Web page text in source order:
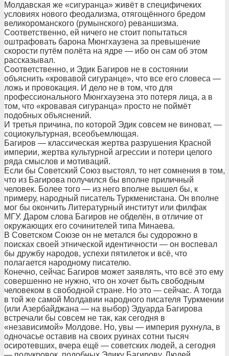
Молдавская же «сигуранца» живёт в специфичеких
условиях нового феодализма, отягощённого бредом
великороманского (румынского) реваншизма.
Соответственно, ей ничего не стоит попытаться
оштрафовать барона Мюнгхаузена за превышение
скорости путём полёта на ядре — ибо он сам об этом
рассказывал.
Соответственно, и Эдик Багиров не в состоянии
объяснить «кровавой сигуранце», что все его словеса —
ложь и провокация. И дело не в том, что для
профессионального Мюнгхаузена это потеря лица, а в
том, что «кровавая сигуранца» просто не поймёт
подобных объяснений.
И третья причина, по которой Эдик совсем не виноват, —
социокультурная, всеобъемлющая.
Багиров — классическая жертва разрушения Красной
империи, жертва культурной агрессии и потери целого
ряда смыслов и мотиваций.
Если бы Советский Союз выстоял, то нет сомнения в том,
что из Багирова получился бы вполне приличный
человек. Более того — из него вполне вышел бы, к
примеру, народный писатель Туркменистана. Он вполне
мог бы окончить Литературный институт или филфак
МГУ. Даром слова Багиров не обделён, в отличие от
окружающих его сочинителей типа Минаева.
В Советском Союзе он не метался бы судорожно в
поисках своей этнической идентичности — он воспевал
бы дружбу народов, успехи пятилеток и всё, что
полагается народному писателю.
Конечно, сейчас Багиров может заявлять, что всё это ему
совершенно не нужно, что он хочет быть свободным
человеком в свободной стране. Но это — сейчас. А тогда
в той же самой Молдавии народного писателя Туркмении
(или Азербайджана — на выбор) Эдуарда Багирова
встречали бы совсем не так, как сегодня в
«независимой» Молдове. Но, увы — империя рухнула, в
одночасье оставив на своих руинах сотни тысяч
осиротевших, вчера ещё — советских людей, а сегодня